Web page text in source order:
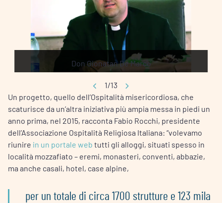
Don Gionatan De Marco
1/13
Un progetto, quello dell’Ospitalità misericordiosa, che
scaturisce da un’altra iniziativa più ampia messa in piedi un
anno prima, nel 2015, racconta Fabio Rocchi, presidente
dell’Associazione Ospitalità Religiosa Italiana: “volevamo
riunire in un portale web tutti gli alloggi, situati spesso in
località mozzafiato – eremi, monasteri, conventi, abbazie,
ma anche casali, hotel, case alpine,
per un totale di circa 1700 strutture e 123 mila